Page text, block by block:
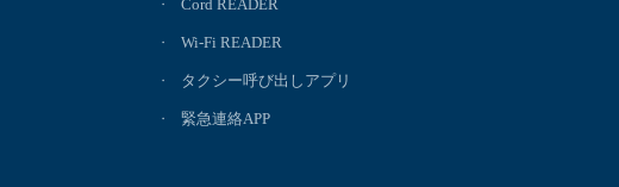
Cord READER
Wi-Fi READER
タクシー呼び出しアプリ
緊急連絡APP